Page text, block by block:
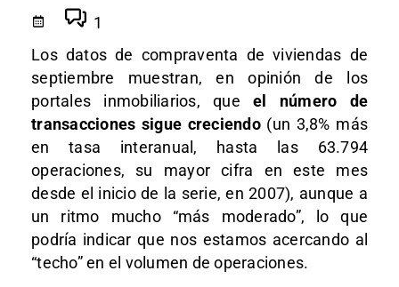
1
Los datos de compraventa de viviendas de
septiembre muestran, en opinión de los
portales inmobiliarios, que el número de
transacciones sigue creciendo(un 3,8% más
en tasa interanual, hasta las 63.794
operaciones, su mayor cifra en este mes
desde el inicio de la serie, en 2007), aunque a
un ritmo mucho “más moderado”, lo que
podría indicar que nos estamos acercando al
“techo” en el volumen de operaciones.